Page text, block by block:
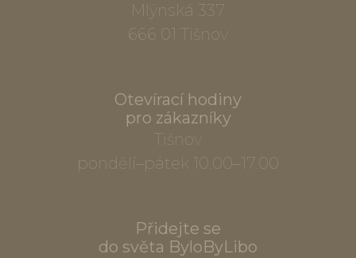
Mlýnská 337
666 01 Tišnov
Otevírací hodiny
pro zákazníky
Tišnov
pondělí–pátek 10.00–17.00
Přidejte se
do světa ByloByLibo